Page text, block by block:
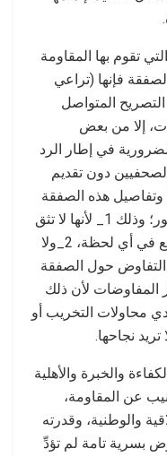
تقوم بها المقاومة
فإنها (تراعي
التصريح المتواصل
إلا من بعض
في إطار الرد
دون تقديم
هذه الصفقة
وما هو مطروح وإلى أين وصلت الأمور؛ وذلك 1_ لأنها لا تثق
بالاحتلال الإسرائيلي وتتوقع أن يتراجع في أي لحظة، 2_ولا
التفاوض حول الصفقة
المفاوضات لأن ذلك
قاسية ومؤلمة، 3_ تفادي محاولات التخريب أو
نجاحها.
والخبرة والأهلية
عن المقاومة،
والوطنية، وقدرته
بسرية تامة لم تؤدِّ